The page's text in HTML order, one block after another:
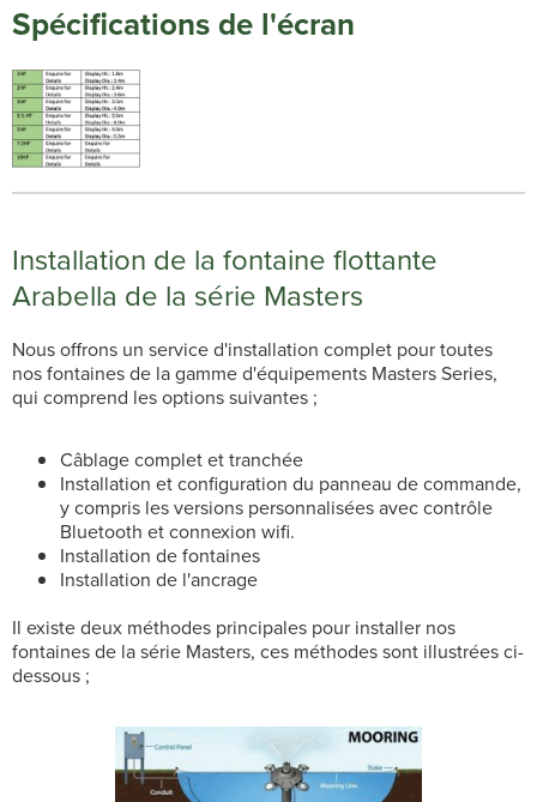
Spécifications de l'écran
Installation de la fontaine flottante
Arabella de la série Masters
Nous offrons un service d'installation complet pour toutes
nos fontaines de la gamme d'équipements Masters Series,
qui comprend les options suivantes ;
Câblage complet et tranchée
Installation et configuration du panneau de commande,
y compris les versions personnalisées avec contrôle
Bluetooth et connexion wifi.
Installation de fontaines
Installation de l'ancrage
Il existe deux méthodes principales pour installer nos
fontaines de la série Masters, ces méthodes sont illustrées ci-
dessous ;